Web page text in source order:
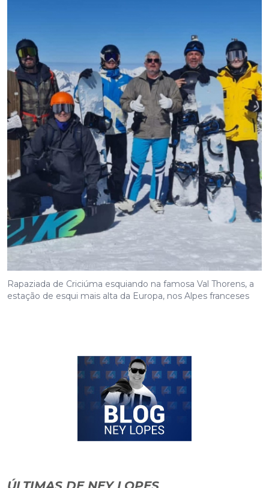
Rapaziada de Criciúma esquiando na famosa Val Thorens, a
estação de esqui mais alta da Europa, nos Alpes franceses